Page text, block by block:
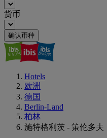
货币
确认币种
Hotels
欧洲
德国
Berlin-Land
柏林
施特格利茨 - 策伦多夫